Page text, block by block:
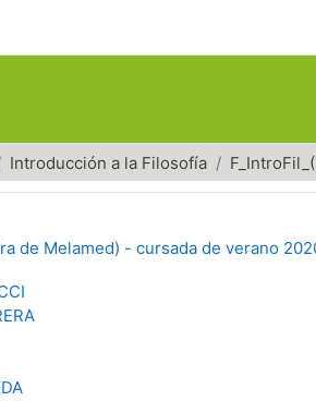
Introducción a la Filosofía
de Melamed) - cursada de verano